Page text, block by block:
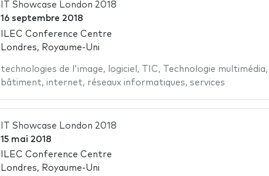
IT Showcase London 2018
16 septembre 2018
ILEC Conference Centre
Londres, Royaume-Uni
technologies de l'image, logiciel , TIC, Technologie multimédia,
bâtiment, internet, réseaux informatiques, services
IT Showcase London 2018
15 mai 2018
ILEC Conference Centre
Londres, Royaume-Uni